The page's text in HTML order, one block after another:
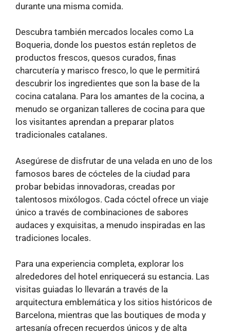
durante una misma comida.
Descubra también mercados locales como La
Boqueria, donde los puestos están repletos de
productos frescos, quesos curados, finas
charcutería y marisco fresco, lo que le permitirá
descubrir los ingredientes que son la base de la
cocina catalana. Para los amantes de la cocina, a
menudo se organizan talleres de cocina para que
los visitantes aprendan a preparar platos
tradicionales catalanes.
Asegúrese de disfrutar de una velada en uno de los
famosos bares de cócteles de la ciudad para
probar bebidas innovadoras, creadas por
talentosos mixólogos. Cada cóctel ofrece un viaje
único a través de combinaciones de sabores
audaces y exquisitas, a menudo inspiradas en las
tradiciones locales.
Para una experiencia completa, explorar los
alrededores del hotel enriquecerá su estancia. Las
visitas guiadas lo llevarán a través de la
arquitectura emblemática y los sitios históricos de
Barcelona, ​​mientras que las boutiques de moda y
artesanía ofrecen recuerdos únicos y de alta